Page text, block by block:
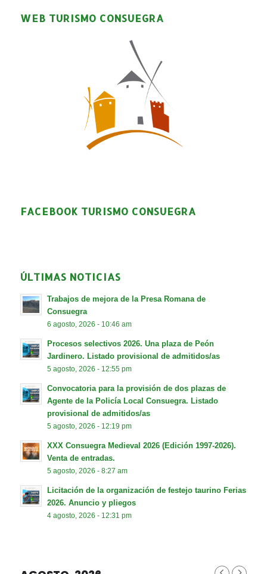
WEB TURISMO CONSUEGRA
FACEBOOK TURISMO CONSUEGRA
ÚLTIMAS NOTICIAS
Trabajos de mejora de la Presa Romana de
Consuegra
6 agosto, 2026 - 10:46 am
Procesos selectivos 2026. Una plaza de Peón
Jardinero. Listado provisional de admitidos/as
5 agosto, 2026 - 12:55 pm
Convocatoria para la provisión de dos plazas de
Agente de la Policía Local Consuegra. Listado
provisional de admitidos/as
5 agosto, 2026 - 12:19 pm
XXX Consuegra Medieval 2026 (Edición 1997-2026).
Venta de entradas.
5 agosto, 2026 - 8:27 am
Licitación de la organización de festejo taurino Ferias
2026. Anuncio y pliegos
4 agosto, 2026 - 12:31 pm